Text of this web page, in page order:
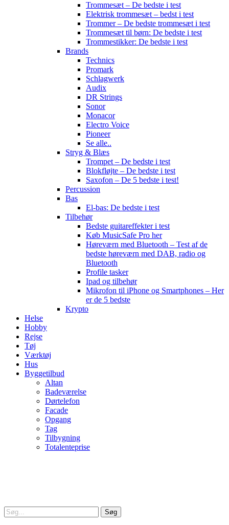
Trommesæt – De bedste i test
Elektrisk trommesæt – bedst i test
Trommer – De bedste trommesæt i test
Trommesæt til børn: De bedste i test
Trommestikker: De bedste i test
Brands
Technics
Promark
Schlagwerk
Audix
DR Strings
Sonor
Monacor
Electro Voice
Pioneer
Se alle..
Stryg & Blæs
Trompet – De bedste i test
Blokfløjte – De bedste i test
Saxofon – De 5 bedste i test!
Percussion
Bas
El-bas: De bedste i test
Tilbehør
Bedste guitareffekter i test
Køb MusicSafe Pro her
Høreværn med Bluetooth – Test af de
bedste høreværn med DAB, radio og
Bluetooth
Profile tasker
Ipad og tilbehør
Mikrofon til iPhone og Smartphones – Her
er de 5 bedste
Krypto
Helse
Hobby
Rejse
Tøj
Værktøj
Hus
Byggetilbud
Altan
Badeværelse
Dørtelefon
Facade
Opgang
Tag
Tilbygning
Totalenteprise
Søg